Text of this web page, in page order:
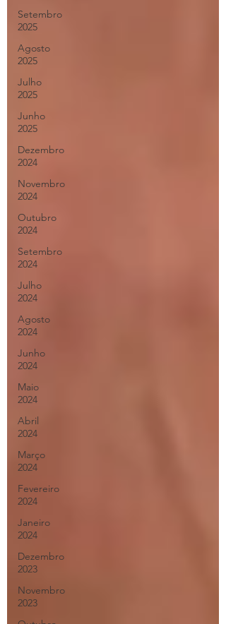
Setembro
2025
Agosto
2025
Julho
2025
Junho
2025
Dezembro
2024
Novembro
2024
Outubro
2024
Setembro
2024
Julho
2024
Agosto
2024
Junho
2024
Maio
2024
Abril
2024
Março
2024
Fevereiro
2024
Janeiro
2024
Dezembro
2023
Novembro
2023